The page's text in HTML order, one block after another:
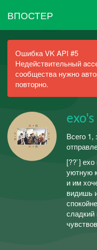
ВПОСТЕР
Ошибка VK API #5
Недействительный
сообщества нужно
повторно.
Всего 1,
[??️`]
уютную
и им
видишь
сладкий